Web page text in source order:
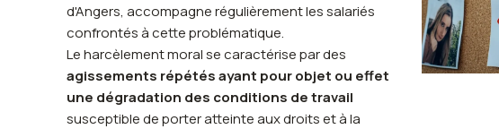
d'Angers, accompagne régulièrement les salariés
confrontés à cette problématique.
Le harcèlement moral se caractérise par des
agissements répétés ayant pour objet ou effet
une dégradation des conditions de travail
susceptible de porter atteinte aux droits et à la